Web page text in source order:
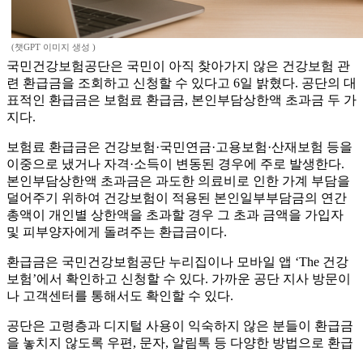
(챗GPT 이미지 생성 )
국민건강보험공단은 국민이 아직 찾아가지 않은 건강보험 관
련 환급금을 조회하고 신청할 수 있다고 6일 밝혔다. 공단의 대
표적인 환급금은 보험료 환급금, 본인부담상한액 초과금 두 가
지다.
보험료 환급금은 건강보험·국민연금·고용보험·산재보험 등을
이중으로 냈거나 자격·소득이 변동된 경우에 주로 발생한다.
본인부담상한액 초과금은 과도한 의료비로 인한 가계 부담을
덜어주기 위하여 건강보험이 적용된 본인일부부담금의 연간
총액이 개인별 상한액을 초과할 경우 그 초과 금액을 가입자
및 피부양자에게 돌려주는 환급금이다.
환급금은 국민건강보험공단 누리집이나 모바일 앱 ‘The 건강
보험’에서 확인하고 신청할 수 있다. 가까운 공단 지사 방문이
나 고객센터를 통해서도 확인할 수 있다.
공단은 고령층과 디지털 사용이 익숙하지 않은 분들이 환급금
을 놓치지 않도록 우편, 문자, 알림톡 등 다양한 방법으로 환급